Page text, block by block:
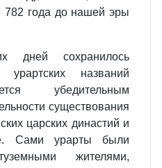
782 года до нашей эры
сохранилось
урартских названий
убедительным
существования
царских династий и
Сами урарты были
жителями,